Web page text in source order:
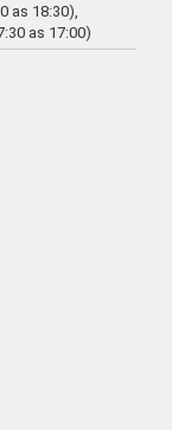
as 18:30),
as 17:00)